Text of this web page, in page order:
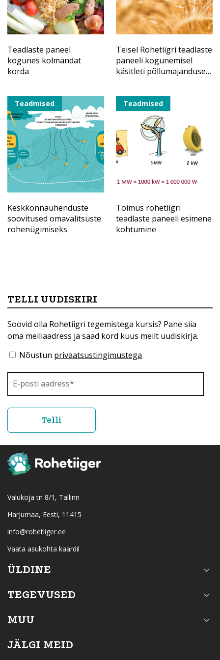
Teadlaste paneel
kogunes kolmandat
korda
Teisel Rohetiigri teadlaste
paneeli kogunemisel
käsitleti põllumajanduse
Teadmised
Keskkonnaühenduste
soovitused omavalitsuste
rohenügimiseks
Teadmised
Toimus rohetiigri
teadlaste paneeli esimene
kohtumine
TELLI UUDISKIRI
Soovid olla Rohetiigri tegemistega kursis? Pane siia
oma meiliaadress ja saad kord kuus meilt uudiskirja.
Nõustun privaatsustingimustega
Valukoja tn 8/1, Tallinn
Harjumaa, Eesti, 11415
info@rohetiiger.ee
Vaata asukohta kaardil
ÜLDINE
TEGEVUSED
MUU
JÄLGI MEID